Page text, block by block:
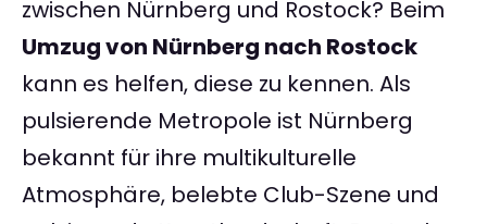
zwischen Nürnberg und Rostock? Beim
Umzug von Nürnberg nach Rostock
kann es helfen, diese zu kennen. Als
pulsierende Metropole ist Nürnberg
bekannt für ihre multikulturelle
Atmosphäre, belebte Club-Szene und